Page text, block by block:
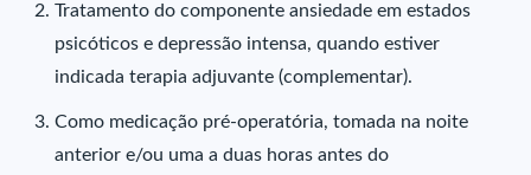
Tratamento do componente ansiedade em estados
psicóticos e depressão intensa, quando estiver
indicada terapia adjuvante (complementar).
Como medicação pré-operatória, tomada na noite
anterior e/ou uma a duas horas antes do